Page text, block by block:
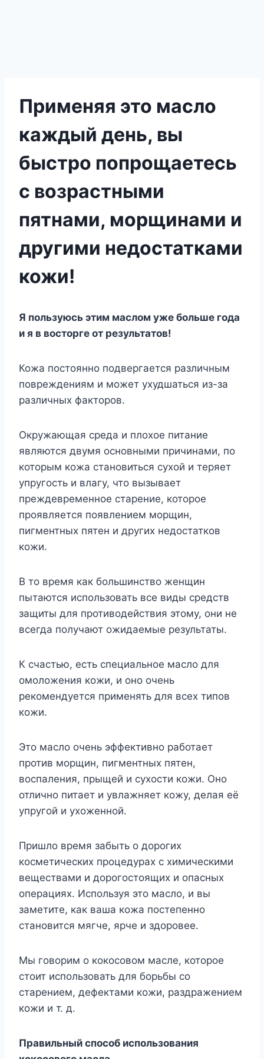
Применяя это масло
каждый день, вы
быстро попрощаетесь
с возрастными
пятнами, морщинами и
другими недостатками
кожи!
Я пользуюсь этим маслом уже больше года
и я в восторге от результатов!
Кожа постоянно подвергается различным
повреждениям и может ухудшаться из-за
различных факторов.
Окружающая среда и плохое питание
являются двумя основными причинами, по
которым кожа становиться сухой и теряет
упругость и влагу, что вызывает
преждевременное старение, которое
проявляется появлением морщин,
пигментных пятен и других недостатков
кожи.
В то время как большинство женщин
пытаются использовать все виды средств
защиты для противодействия этому, они не
всегда получают ожидаемые результаты.
К счастью, есть специальное масло для
омоложения кожи, и оно очень
рекомендуется применять для всех типов
кожи.
Это масло очень эффективно работает
против морщин, пигментных пятен,
воспаления, прыщей и сухости кожи. Оно
отлично питает и увлажняет кожу, делая её
упругой и ухоженной.
Пришло время забыть о дорогих
косметических процедурах с химическими
веществами и дорогостоящих и опасных
операциях. Используя это масло, и вы
заметите, как ваша кожа постепенно
становится мягче, ярче и здоровее.
Мы говорим о кокосовом масле, которое
стоит использовать для борьбы со
старением, дефектами кожи, раздражением
кожи и т. д.
Правильный способ использования